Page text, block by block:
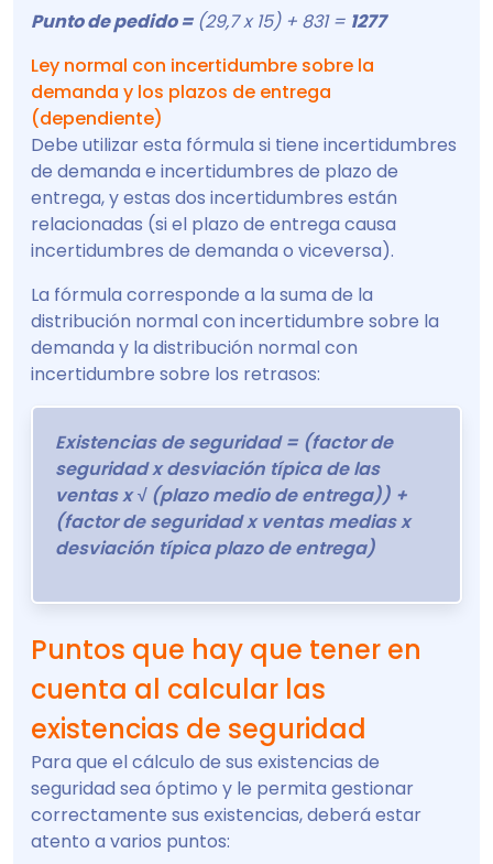
Punto de pedido =(29,7 x 15) + 831 = 1277
Ley normal con incertidumbre sobre la
demanda y los plazos de entrega
(dependiente)
Debe utilizar esta fórmula si tiene incertidumbres
de demanda e incertidumbres de plazo de
entrega, y estas dos incertidumbres están
relacionadas (si el plazo de entrega causa
incertidumbres de demanda o viceversa).
La fórmula corresponde a la suma de la
distribución normal con incertidumbre sobre la
demanda y la distribución normal con
incertidumbre sobre los retrasos:
Existencias de seguridad = (factor de
seguridad x desviación típica de las
ventas x √ (plazo medio de entrega)) +
(factor de seguridad x ventas medias x
desviación típica plazo de entrega)
Puntos que hay que tener en
cuenta al calcular las
existencias de seguridad
Para que el cálculo de sus existencias de
seguridad sea óptimo y le permita gestionar
correctamente sus existencias, deberá estar
atento a varios puntos: